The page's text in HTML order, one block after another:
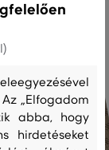
„Elfogadom
abba, hogy
hirdetéseket